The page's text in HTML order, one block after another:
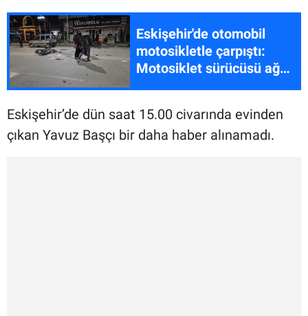
Eskişehir'de otomobil
motosikletle çarpıştı:
Motosiklet sürücüsü ağır
Eskişehir’de dün saat 15.00 civarında evinden
çıkan Yavuz Başçı bir daha haber alınamadı.